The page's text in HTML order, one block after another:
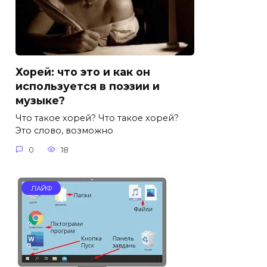
Хорей: что это и как он
используется в поэзии и
музыке?
Что такое хорей? Что такое хорей?
Это слово, возможно
0 18
ЛАЙФ